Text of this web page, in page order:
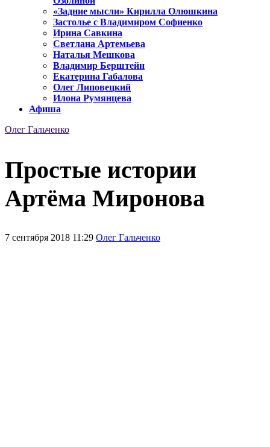
«Задние мысли» Кирилла Олюшкина
Застолье с Владимиром Софиенко
Ирина Савкина
Светлана Артемьева
Наталья Мешкова
Владимир Берштейн
Екатерина Габалова
Олег Липовецкий
Илона Румянцева
Афиша
Олег Гальченко
Простые истории
Артёма Миронова
7 сентября 2018 11:29 Олег Гальченко